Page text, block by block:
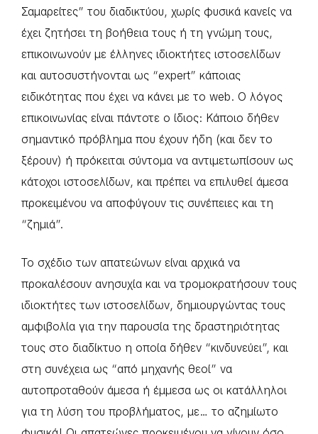
Σαμαρείτες” του διαδικτύου, χωρίς φυσικά κανείς να
έχει ζητήσει τη βοήθεια τους ή τη γνώμη τους,
επικοινωνούν με έλληνες ιδιοκτήτες ιστοσελίδων
και αυτοσυστήνονται ως “expert” κάποιας
ειδικότητας που έχει να κάνει με το web. Ο λόγος
επικοινωνίας είναι πάντοτε ο ίδιος: Κάποιο δήθεν
σημαντικό πρόβλημα που έχουν ήδη (και δεν το
ξέρουν) ή πρόκειται σύντομα να αντιμετωπίσουν ως
κάτοχοι ιστοσελίδων, και πρέπει να επιλυθεί άμεσα
προκειμένου να αποφύγουν τις συνέπειες και τη
“ζημιά”.
Το σχέδιο των απατεώνων είναι αρχικά να
προκαλέσουν ανησυχία και να τρομοκρατήσουν τους
ιδιοκτήτες των ιστοσελίδων, δημιουργώντας τους
αμφιβολία για την παρουσία της δραστηριότητας
τους στο διαδίκτυο η οποία δήθεν “κινδυνεύει”, και
στη συνέχεια ως “από μηχανής θεοί” να
αυτοπροταθούν άμεσα ή έμμεσα ως οι κατάλληλοι
για τη λύση του προβλήματος, με… το αζημίωτο